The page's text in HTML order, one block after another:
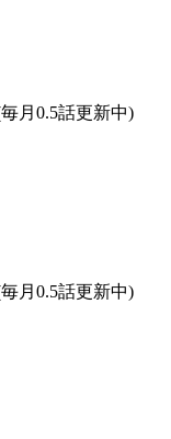
月0.5話更新中)
月0.5話更新中)